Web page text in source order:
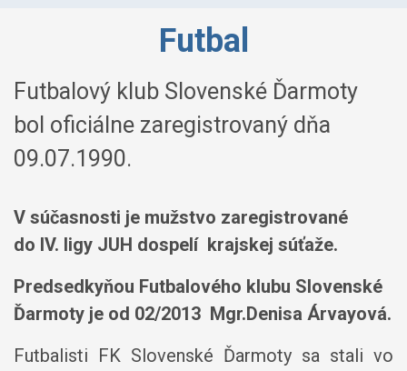
Futbal
Futbalový klub Slovenské Ďarmoty
bol oficiálne zaregistrovaný dňa
09.07.1990.
V súčasnosti je mužstvo zaregistrované
do IV. ligy JUH dospelí krajskej súťaže.
Predsedkyňou Futbalového klubu Slovenské
Ďarmoty je od 02/2013 Mgr.Denisa Árvayová.
Futbalisti FK Slovenské Ďarmoty sa stali vo